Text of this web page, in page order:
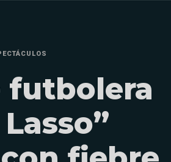
futbolera